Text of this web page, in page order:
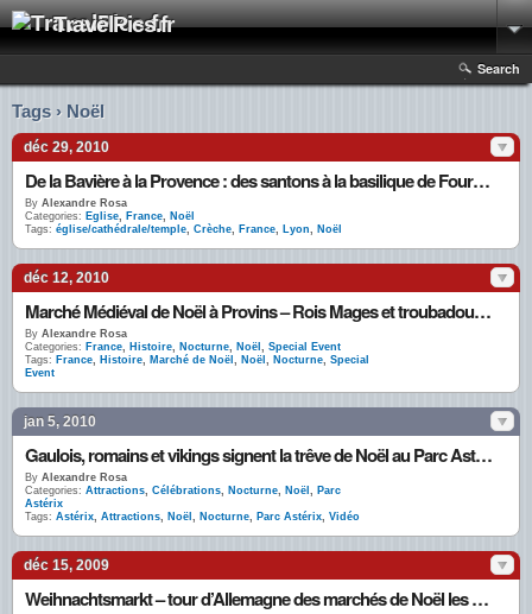
TravelPics.fr
Search
Tags › Noël
déc 29, 2010
De la Bavière à la Provence : des santons à la basilique de Fourvière pour sa crèche de Noël géante
By Alexandre Rosa
Categories: Eglise, France, Noël
Tags: église/cathédrale/temple, Crèche, France, Lyon, Noël
déc 12, 2010
Marché Médiéval de Noël à Provins – Rois Mages et troubadours animent banquet et bal d’époque
By Alexandre Rosa
Categories: France, Histoire, Nocturne, Noël , Special Event
Tags: France, Histoire, Marché de Noël , Noël , Nocturne, Special
Event
jan 5, 2010
Gaulois, romains et vikings signent la trêve de Noël au Parc Astérix
By Alexandre Rosa
Categories: Attractions, Célébrations, Nocturne, Noël , Parc
Astérix
Tags: Astérix, Attractions, Noël , Nocturne, Parc Astérix, Vidéo
déc 15, 2009
Weihnachtsmarkt – tour d’Allemagne des marchés de Noël les plus jolis du monde en photos